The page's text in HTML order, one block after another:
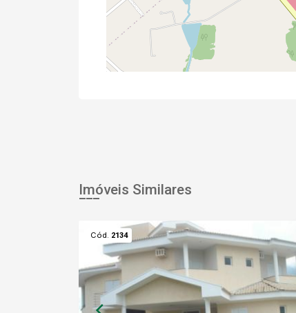
Imóveis Similares
Cód. 2134